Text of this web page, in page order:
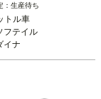
トル車の下記車種
テイル
ナ
リング FLHX、FLH
生産待ち
トル車
フテイル
イナ
ーリング